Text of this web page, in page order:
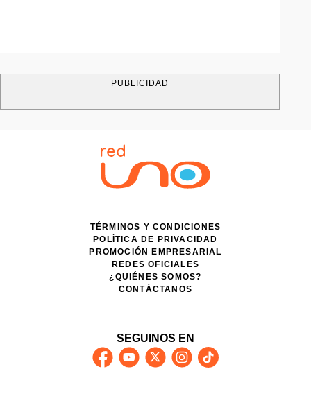
PUBLICIDAD
TÉRMINOS Y CONDICIONES
POLÍTICA DE PRIVACIDAD
PROMOCIÓN EMPRESARIAL
REDES OFICIALES
¿QUIÉNES SOMOS?
CONTÁCTANOS
SEGUINOS EN